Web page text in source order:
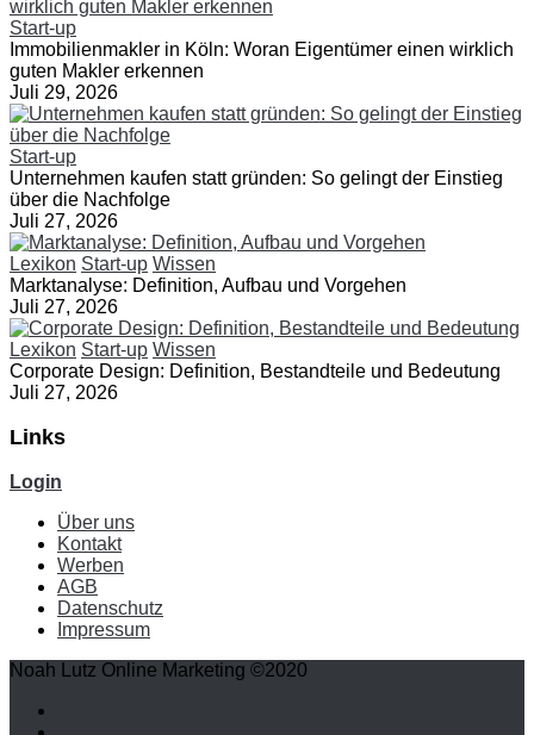
Start-up
Immobilienmakler in Köln: Woran Eigentümer einen wirklich
guten Makler erkennen
Juli 29, 2026
Start-up
Unternehmen kaufen statt gründen: So gelingt der Einstieg
über die Nachfolge
Juli 27, 2026
Lexikon Start-up Wissen
Marktanalyse: Definition, Aufbau und Vorgehen
Juli 27, 2026
Lexikon Start-up Wissen
Corporate Design: Definition, Bestandteile und Bedeutung
Juli 27, 2026
Links
Login
Über uns
Kontakt
Werben
AGB
Datenschutz
Impressum
Noah Lutz Online Marketing ©2020